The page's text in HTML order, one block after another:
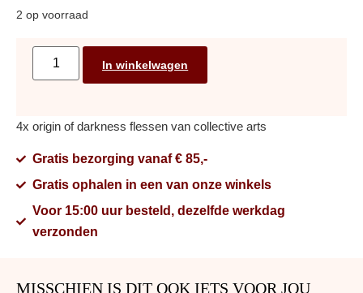
2 op voorraad
In winkelwagen
4x origin of darkness flessen van collective arts
Gratis bezorging vanaf € 85,-
Gratis ophalen in een van onze winkels
Voor 15:00 uur besteld, dezelfde werkdag
verzonden
MISSCHIEN IS DIT OOK IETS VOOR JOU